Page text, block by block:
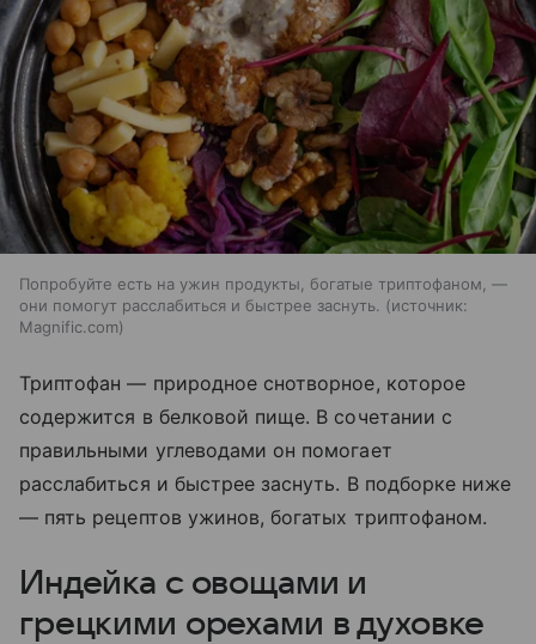
Попробуйте есть на ужин продукты, богатые триптофаном, —
они помогут расслабиться и быстрее заснуть.
источник:
Magnific.com
Триптофан — природное снотворное, которое
содержится в белковой пище. В сочетании с
правильными углеводами он помогает
расслабиться и быстрее заснуть. В подборке ниже
— пять рецептов ужинов, богатых триптофаном.
Индейка с овощами и
грецкими орехами в духовке